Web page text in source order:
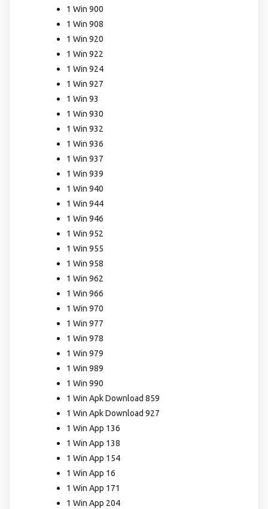
1 Win 900
1 Win 908
1 Win 920
1 Win 922
1 Win 924
1 Win 927
1 Win 93
1 Win 930
1 Win 932
1 Win 936
1 Win 937
1 Win 939
1 Win 940
1 Win 944
1 Win 946
1 Win 952
1 Win 955
1 Win 958
1 Win 962
1 Win 966
1 Win 970
1 Win 977
1 Win 978
1 Win 979
1 Win 989
1 Win 990
1 Win Apk Download 859
1 Win Apk Download 927
1 Win App 136
1 Win App 138
1 Win App 154
1 Win App 16
1 Win App 171
1 Win App 204